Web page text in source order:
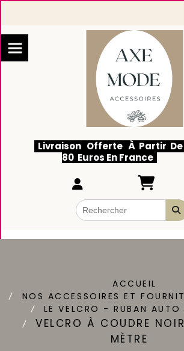
Livraison Offerte À Partir De
80 Euros En France
ACCUEIL
NOS ACCESSOIRES ET
LE VELCRO - RUBAN AUTO
VELCRO À COUDRE
MÈTRE
Panneau de gestion des cookies